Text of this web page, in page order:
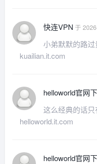
快连VPN 于
小弟默默的路
kuailian.it.com
helloworld官网
这么经典的话
helloworld.it.com
helloworld官网